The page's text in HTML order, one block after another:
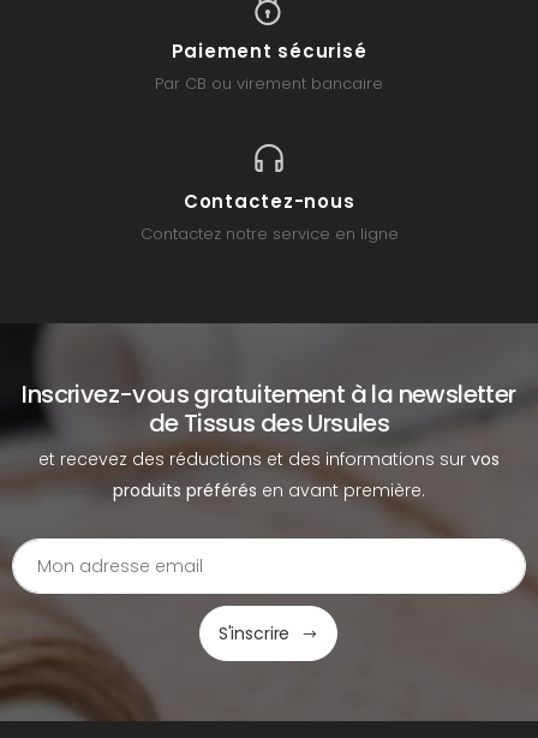
Paiement sécurisé
Par CB ou virement bancaire
Contactez-nous
Contactez notre service en ligne
Inscrivez-vous gratuitement à la newsletter
de Tissus des Ursules
et recevez des réductions et des informations sur vos
produits préférés en avant première.
S'inscrire